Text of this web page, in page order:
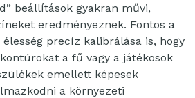
beállítások gyakran művi,
eredményeznek. Fontos a
precíz kalibrálása is, hogy
a fű vagy a játékosok
emellett képesek
a környezeti